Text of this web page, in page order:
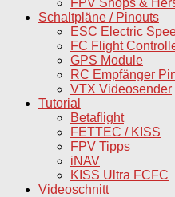
Schaltpläne / Pinouts
ESC Electric
FC Flight
GPS Module
RC Empfänger
VTX Videosender
Tutorial
Betaflight
FETTEC / KISS
FPV Tipps
iNAV
KISS Ultra FCFC
Videoschnitt